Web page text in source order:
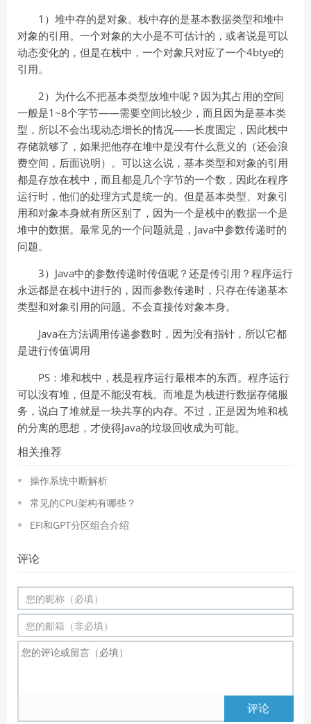
1）堆中存的是对象。栈中存的是基本数据类型和堆中
对象的引用。一个对象的大小是不可估计的，或者说是可以
动态变化的，但是在栈中，一个对象只对应了一个4btye的
引用。
2）为什么不把基本类型放堆中呢？因为其占用的空间
一般是1~8个字节——需要空间比较少，而且因为是基本类
型，所以不会出现动态增长的情况——长度固定，因此栈中
存储就够了，如果把他存在堆中是没有什么意义的（还会浪
费空间，后面说明）。可以这么说，基本类型和对象的引用
都是存放在栈中，而且都是几个字节的一个数，因此在程序
运行时，他们的处理方式是统一的。但是基本类型、对象引
用和对象本身就有所区别了，因为一个是栈中的数据一个是
堆中的数据。最常见的一个问题就是，Java中参数传递时的
问题。
3）Java中的参数传递时传值呢？还是传引用？程序运行
永远都是在栈中进行的，因而参数传递时，只存在传递基本
类型和对象引用的问题。不会直接传对象本身。
Java在方法调用传递参数时，因为没有指针，所以它都
是进行传值调用
PS：堆和栈中，栈是程序运行最根本的东西。程序运行
可以没有堆，但是不能没有栈。而堆是为栈进行数据存储服
务，说白了堆就是一块共享的内存。不过，正是因为堆和栈
的分离的思想，才使得Java的垃圾回收成为可能。
相关推荐
操作系统中断解析
常见的CPU架构有哪些？
EFI和GPT分区组合介绍
评论
评论